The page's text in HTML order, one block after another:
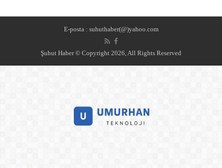
E-posta : suhuthaber(@)yahoo.com
Şuhut Haber © Copyright 2026, All Rights Reserved